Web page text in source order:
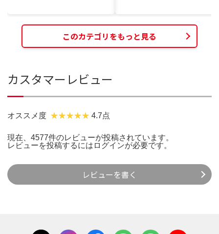
このカテゴリをもっと見る
カスタマーレビュー
オススメ度 4.7点
現在、4577件のレビューが投稿されています。
レビューを投稿するには ログインが必要です。
レビューを書く